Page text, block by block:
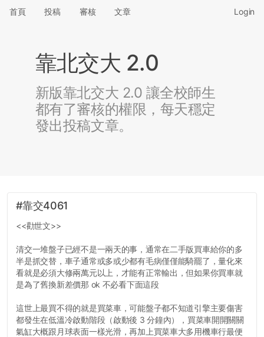
首頁 投稿 審核 文章 Login
靠北交大 2.0
新版靠北交大 2.0 讓全校師生
都有了審核的權限，每天穩定
發出投稿文章。
#靠交4061
<<勸世文>>
清交一堆盤子已經不是一兩天的事，通常在二手版買車給你的多
半是抓交替，車子通常或多或少都有毛病僅僅能騎罷了，量化來
看就是必須大修兩萬元以上，才能有正常輸出，但如果你買車就
是為了舊換新差價那 ok 不必看下面這段
這世上最買不得的就是買菜車，可能盤子都不知道引擎主要傷害
都發生在低溫冷啟動階段（啟動後 3 分鐘內），買菜車開開關關
氣缸大概跟月球表面一樣光滑，再加上買菜車大多用機車行最便